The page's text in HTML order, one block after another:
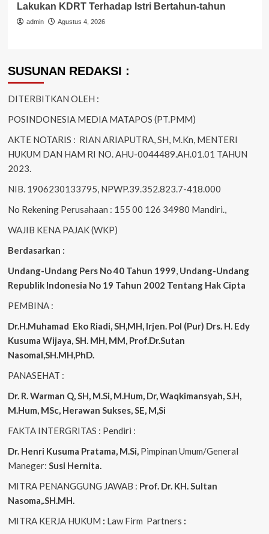
Lakukan KDRT Terhadap Istri Bertahun-tahun
admin Agustus 4, 2026
SUSUNAN REDAKSI :
DITERBITKAN OLEH :
POSINDONESIA MEDIA MATAPOS (PT.PMM)
AKTE NOTARIS : RIAN ARIAPUTRA, SH, M.Kn, MENTERI
HUKUM DAN HAM RI NO. AHU-0044489.AH.01.01 TAHUN
2023.
NIB. 1906230133795, NPWP.39.352.823.7-418.000
No Rekening Perusahaan : 155 00 126 34980 Mandiri.,
WAJIB KENA PAJAK (WKP)
Berdasarkan :
Undang-Undang Pers No 40 Tahun 1999, Undang-Undang
Republik Indonesia No 19 Tahun 2002 Tentang Hak Cipta
PEMBINA :
Dr.H.Muhamad Eko Riadi, SH,MH, Irjen. Pol (Pur) Drs. H. Edy
Kusuma Wijaya, SH. MH, MM, Prof.Dr.Sutan
Nasomal,SH.MH,PhD.
PANASEHAT :
Dr. R. Warman Q, SH, M.Si, M.Hum, Dr, Waqkimansyah, S.H,
M.Hum, MSc, Herawan Sukses, SE, M,Si
FAKTA INTERGRITAS : Pendiri :
Dr. Henri Kusuma Pratama, M.Si, Pimpinan Umum/General
Maneger: Susi Hernita.
MITRA PENANGGUNG JAWAB : Prof. Dr. KH. Sultan
Nasoma,.SH.MH.
MITRA KERJA HUKUM : Law Firm Partners :